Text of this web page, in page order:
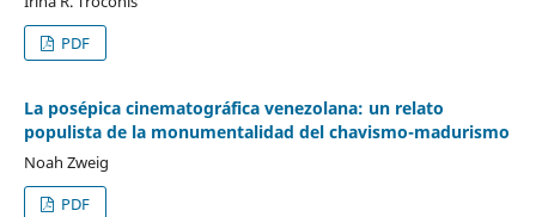
PDF
La posépica cinematográfica venezolana: un relato
populista de la monumentalidad del chavismo-madurismo
Noah Zweig
PDF